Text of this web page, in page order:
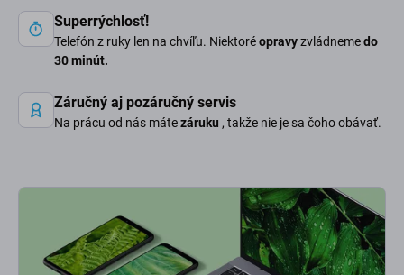
Superrýchlosť!
Telefón z ruky len na chvíľu. Niektoréopravyzvládnemedo
30 minút.
Záručný aj pozáručný servis
Na prácu od nás mátezáruku , takže nie je sa čoho obávať.